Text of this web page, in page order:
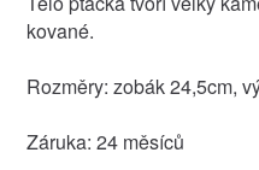
kované.
Rozměry: zobák 24,5cm,
Záruka: 24 měsíců